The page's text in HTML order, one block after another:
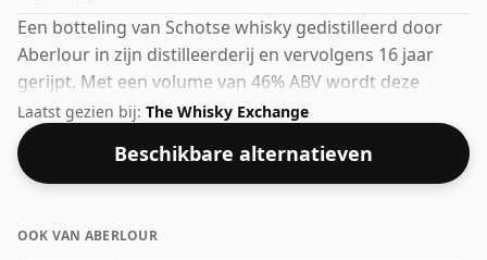
Een botteling van Schotse whisky gedistilleerd door
Aberlour in zijn distilleerderij en vervolgens 16 jaar
gerijpt. Met een volume van 46% ABV wordt deze
whisky gebotteld op een optimale drinksterkte. Puur
of met een druppel water genoten.
Laatst gezien bij: The Whisky Exchange
Beschikbare alternatieven
OOK VAN ABERLOUR